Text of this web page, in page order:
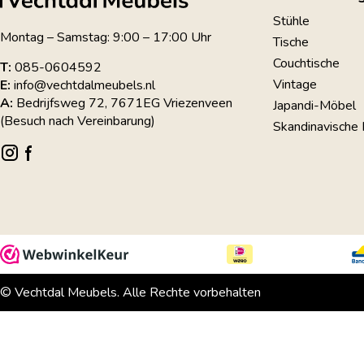
Montag – Samstag: 9:00 – 17:00 Uhr
T: 085-0604592
E: info@vechtdalmeubels.nl
A: Bedrijfsweg 72, 7671EG Vriezenveen
(Besuch nach Vereinbarung)
Stühle
Tische
Couchtische
Vintage
Japandi-Möbel
© Vechtdal Meubels. Alle Rechte vorbehalten